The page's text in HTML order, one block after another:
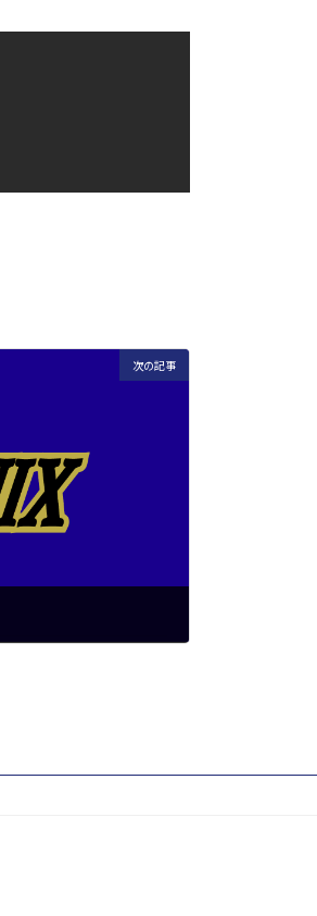
次の記事